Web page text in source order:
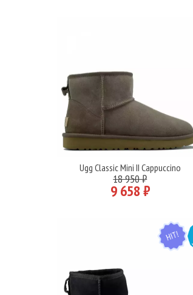
Подробнее
Ugg Classic Mini II Cappuccino
18 950 ₽
9 658 ₽
HIT